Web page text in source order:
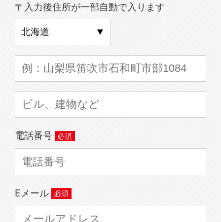
〒入力後住所が一部自動で入ります
電話番号
Eメール